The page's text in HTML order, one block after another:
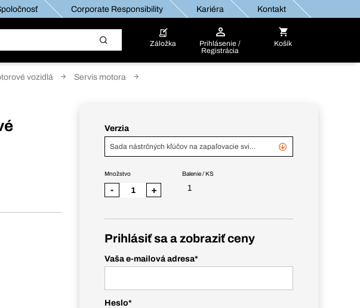
Corporate Responsibility Kariéra Kontakt
Záložka
Prihlásenie /
Registrácia
Košík
vozidlá
Servis motora
Verzia
Sada nástrčných kľúčov na zapaľovacie sviečky, 6-dielna
Balenie / KS
1
Množstvo
- +
Prihlásiť sa a zobraziť ceny
Vaša e-mailová adresa*
Heslo*